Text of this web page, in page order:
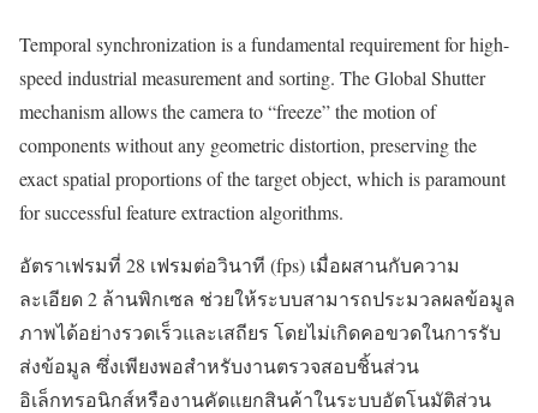
Temporal synchronization is a fundamental requirement for high-
speed industrial measurement and sorting. The Global Shutter
mechanism allows the camera to “freeze” the motion of
components without any geometric distortion, preserving the
exact spatial proportions of the target object, which is paramount
for successful feature extraction algorithms.
อัตราเฟรมที่ 28 เฟรมต่อวินาที (fps) เมื่อผสานกับความ
ละเอียด 2 ล้านพิกเซล ช่วยให้ระบบสามารถประมวลผลข้อมูล
ภาพได้อย่างรวดเร็วและเสถียร โดยไม่เกิดคอขวดในการรับ
ส่งข้อมูล ซึ่งเพียงพอสำหรับงานตรวจสอบชิ้นส่วน
อิเล็กทรอนิกส์หรืองานคัดแยกสินค้าในระบบอัตโนมัติส่วน